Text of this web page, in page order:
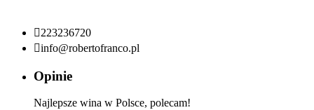
223236720
info@robertofranco.pl
Opinie
Najlepsze wina w Polsce, polecam!